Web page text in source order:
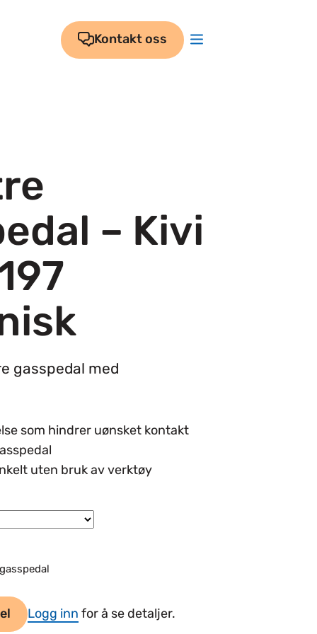
Kontakt oss
– Kivi
gasspedal med
som hindrer uønsket kontakt
uten bruk av verktøy
Logg inn for å se detaljer.